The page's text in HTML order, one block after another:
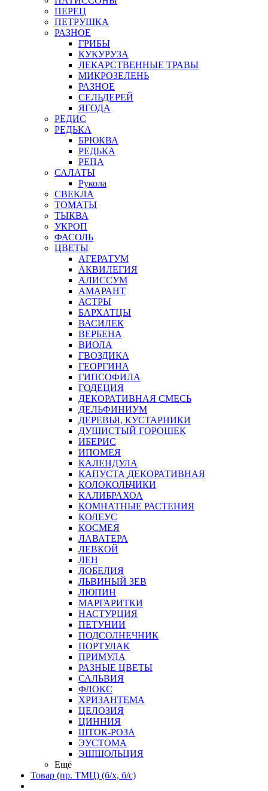
ПЕРЕЦ
ПЕТРУШКА
РАЗНОЕ
ГРИБЫ
КУКУРУЗА
ЛЕКАРСТВЕННЫЕ ТРАВЫ
МИКРОЗЕЛЕНЬ
РАЗНОЕ
СЕЛЬДЕРЕЙ
ЯГОДА
РЕДИС
РЕДЬКА
БРЮКВА
РЕДЬКА
РЕПА
САЛАТЫ
Рукола
СВЕКЛА
ТОМАТЫ
ТЫКВА
УКРОП
ФАСОЛЬ
ЦВЕТЫ
АГЕРАТУМ
АКВИЛЕГИЯ
АЛИССУМ
АМАРАНТ
АСТРЫ
БАРХАТЦЫ
ВАСИЛЕК
ВЕРБЕНА
ВИОЛА
ГВОЗДИКА
ГЕОРГИНА
ГИПСОФИЛА
ГОДЕЦИЯ
ДЕКОРАТИВНАЯ СМЕСЬ
ДЕЛЬФИНИУМ
ДЕРЕВЬЯ, КУСТАРНИКИ
ДУШИСТЫЙ ГОРОШЕК
ИБЕРИС
ИПОМЕЯ
КАЛЕНДУЛА
КАПУСТА ДЕКОРАТИВНАЯ
КОЛОКОЛЬЧИКИ
КАЛИБРАХОА
КОМНАТНЫЕ РАСТЕНИЯ
КОЛЕУС
КОСМЕЯ
ЛАВАТЕРА
ЛЕВКОЙ
ЛЕН
ЛОБЕЛИЯ
ЛЬВИНЫЙ ЗЕВ
ЛЮПИН
МАРГАРИТКИ
НАСТУРЦИЯ
ПЕТУНИИ
ПОДСОЛНЕЧНИК
ПОРТУЛАК
ПРИМУЛА
РАЗНЫЕ ЦВЕТЫ
САЛЬВИЯ
ФЛОКС
ХРИЗАНТЕМА
ЦЕЛОЗИЯ
ЦИННИЯ
ШТОК-РОЗА
ЭУСТОМА
ЭШШОЛЬЦИЯ
Ещё
Товар (пр. ТМЦ) (б/х, б/с)